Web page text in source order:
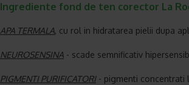
Ingrediente fond de ten corector La
APA TERMALA, cu rol in hidratarea pielii dupa
NEUROSENSINA - scade semnificativ
PIGMENTI PURIFICATORI- pigmenti concentrati